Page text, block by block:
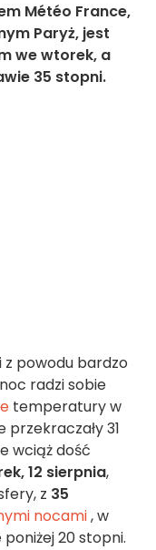
Météo France,
Paryż, jest
we wtorek, a
35 stopni.
z powodu bardzo
radzi sobie
temperatury w
31
wciąż dość
12 sierpnia,
z 35
nocami, w
20 stopni.